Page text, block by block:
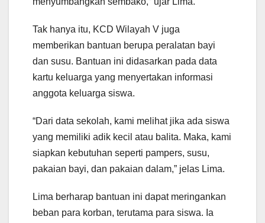
Tak hanya itu, KCD Wilayah V juga
memberikan bantuan berupa peralatan bayi
dan susu. Bantuan ini didasarkan pada data
kartu keluarga yang menyertakan informasi
anggota keluarga siswa.
“Dari data sekolah, kami melihat jika ada siswa
yang memiliki adik kecil atau balita. Maka, kami
siapkan kebutuhan seperti pampers, susu,
pakaian bayi, dan pakaian dalam,” jelas Lima.
Lima berharap bantuan ini dapat meringankan
beban para korban, terutama para siswa. Ia